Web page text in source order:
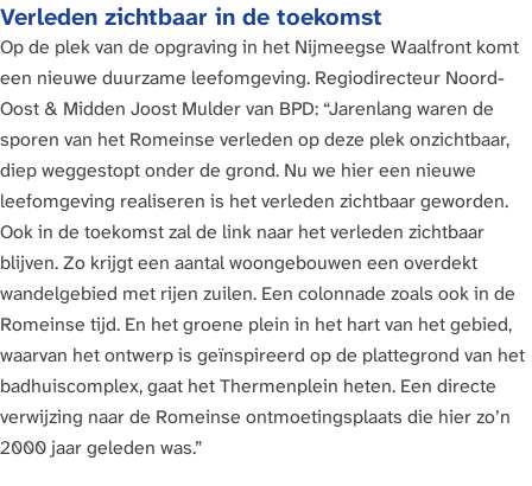
Verleden zichtbaar in de toekomst
Op de plek van de opgraving in het Nijmeegse Waalfront komt
een nieuwe duurzame leefomgeving. Regiodirecteur Noord-
Oost & Midden Joost Mulder van BPD: “Jarenlang waren de
sporen van het Romeinse verleden op deze plek onzichtbaar,
diep weggestopt onder de grond. Nu we hier een nieuwe
leefomgeving realiseren is het verleden zichtbaar geworden.
Ook in de toekomst zal de link naar het verleden zichtbaar
blijven. Zo krijgt een aantal woongebouwen een overdekt
wandelgebied met rijen zuilen. Een colonnade zoals ook in de
Romeinse tijd. En het groene plein in het hart van het gebied,
waarvan het ontwerp is geïnspireerd op de plattegrond van het
badhuiscomplex, gaat het Thermenplein heten. Een directe
verwijzing naar de Romeinse ontmoetingsplaats die hier zo’n
2000 jaar geleden was.”